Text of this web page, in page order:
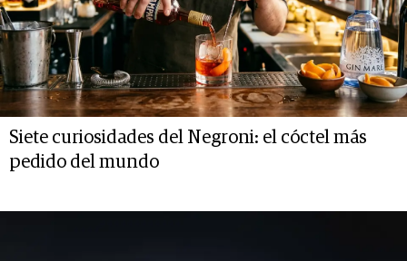
Siete curiosidades del Negroni: el cóctel más
pedido del mundo